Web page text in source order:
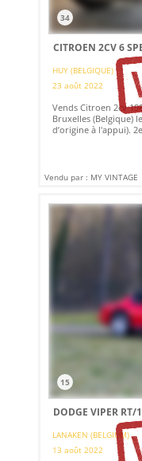
34
CITROEN 2CV 6
HUY (BELGIQUE)
23 août 2022
Vends Citroen 2cv
Bruxelles (Belgique)
d’origine à l'appui).
Vendu par : MY VINTAGE
15
DODGE VIPER RT/
LANAKEN (BELGIUM)
13 août 2022